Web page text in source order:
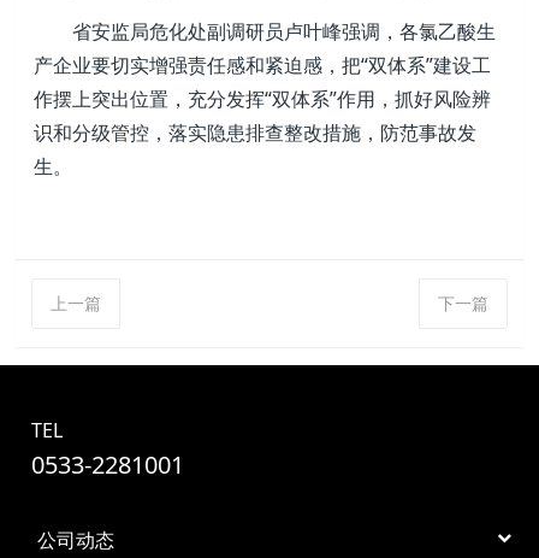
省安监局危化处副调研员卢叶峰强调，各氯乙酸生
产企业要切实增强责任感和紧迫感，把“双体系”建设工
作摆上突出位置，充分发挥“双体系”作用，抓好风险辨
识和分级管控，落实隐患排查整改措施，防范事故发
生。
上一篇 下一篇
TEL
0533-2281001
公司动态